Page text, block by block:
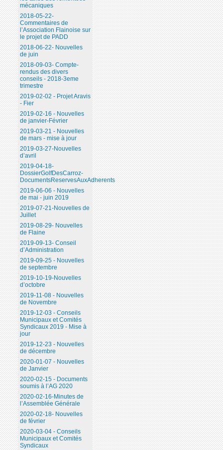
mécaniques
2018-05-22-
Commentaires de
l’Association Flainoise sur
le projet de PADD
2018-06-22- Nouvelles
de juin
2018-09-03- Compte-
rendus des divers
conseils - 2018-3eme
trimestre
2019-02-02 - Projet Aravis
- Fier
2019-02-16 - Nouvelles
de janvier-Février
2019-03-21 - Nouvelles
de mars - mise à jour
2019-03-27-Nouvelles
d’avril
2019-04-18-
DossierGolfDesCarroz-
DocumentsReservesAuxAdherents
2019-06-06 - Nouvelles
de mai - juin 2019
2019-07-21-Nouvelles de
Juillet
2019-08-29- Nouvelles
de Flaine
2019-09-13- Conseil
d’Administration
2019-09-25 - Nouvelles
de septembre
2019-10-19-Nouvelles
d’octobre
2019-11-08 - Nouvelles
de Novembre
2019-12-03 - Conseils
Municipaux et Comités
Syndicaux 2019 - Mise à
jour
2019-12-23 - Nouvelles
de décembre
2020-01-07 - Nouvelles
de Janvier
2020-02-15 - Documents
soumis à l’AG 2020
2020-02-16-Minutes de
l’Assemblée Générale
2020-02-18- Nouvelles
de février
2020-03-04 - Conseils
Municipaux et Comités
Syndicaux